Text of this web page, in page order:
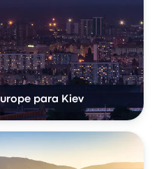
para Kiev